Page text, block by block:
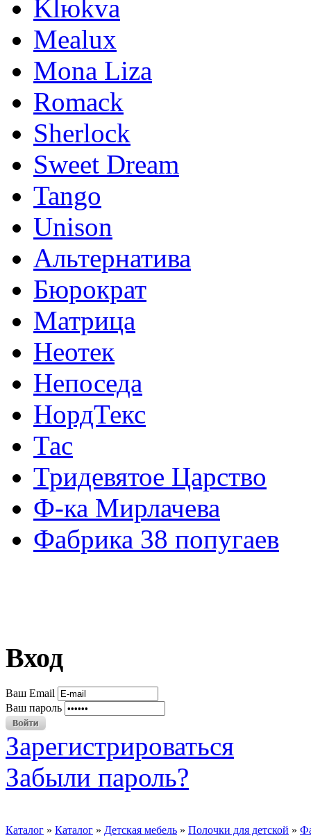
Klюkva
Mealux
Mona Liza
Romack
Sherlock
Sweet Dream
Tango
Unison
Альтернатива
Бюрократ
Матрица
Неотек
Непоседа
НордТекс
Тас
Тридевятое Царство
Ф-ка Мирлачева
Фабрика 38 попугаев
Вход
Ваш Email
Ваш пароль
Зарегистрироваться
Забыли пароль?
Каталог » Каталог » Детская мебель » Полочки для детской »